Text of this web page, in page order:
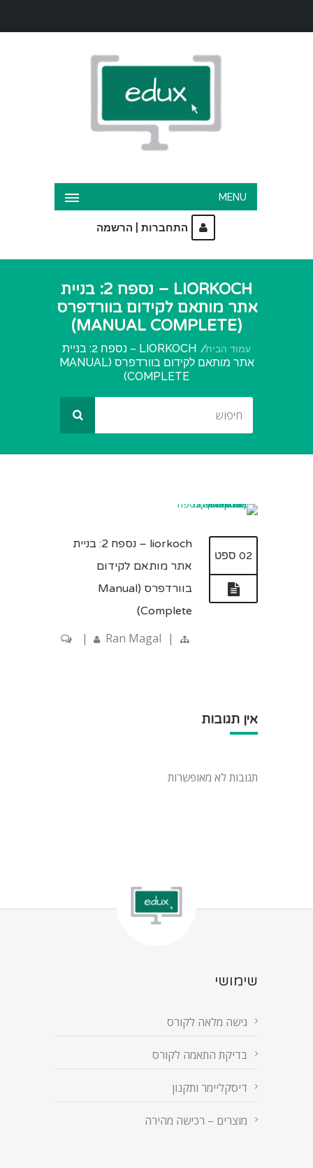
MENU
התחברות הרשמה
LIORKOCH – נספח 2: בניית
אתר מותאם לקידום בוורדפרס
(MANUAL COMPLETE)
עמוד הבית
LIORKOCH – נספח 2: בניית
אתר מותאם לקידום בוורדפרס (MANUAL
COMPLETE)
02 ספט
liorkoch – נספח 2: בניית
אתר מותאם לקידום
בוורדפרס (Manual
Complete)
Ran Magal |
|
אין תגובות
תגובות לא מאופשרות
שימושי
גישה מלאה לקורס
בדיקת התאמה לקורס
דיסקליימר ותקנון
מוצרים – רכישה מהירה